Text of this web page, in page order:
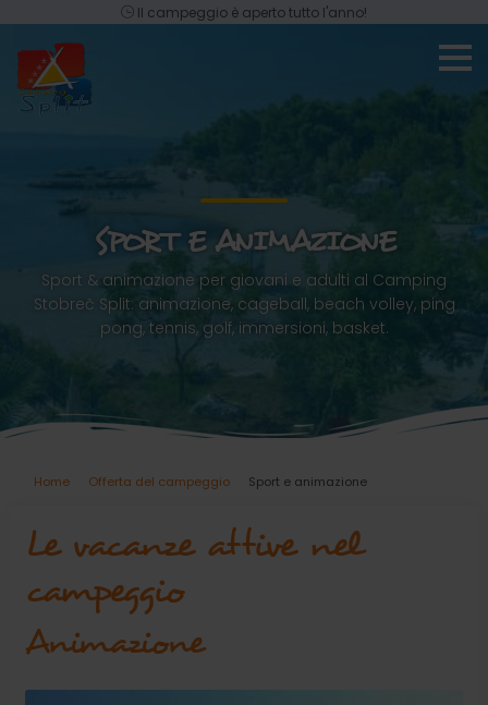
Il campeggio è aperto tutto l'anno!
SPORT E ANIMAZIONE
Sport & animazione per giovani e adulti al Camping
Stobreč Split: animazione, cageball, beach volley, ping
pong, tennis, golf, immersioni, basket.
Home Offerta del campeggio Sport e animazione
Le vacanze attive nel
campeggio
Animazione